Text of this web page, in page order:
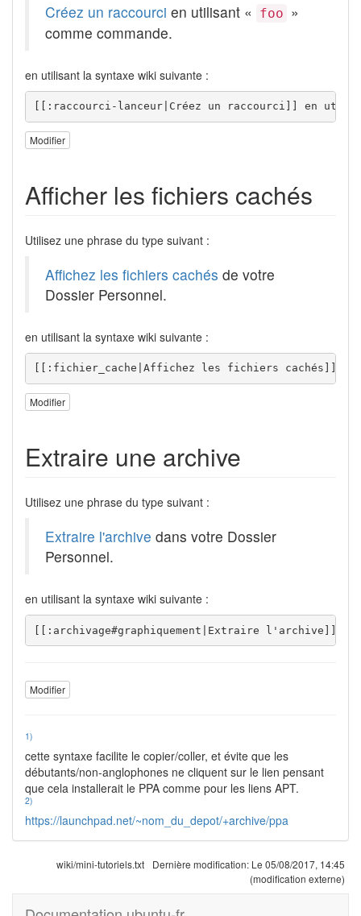
Créez un raccourci en utilisant « foo »
comme commande.
en utilisant la syntaxe wiki suivante :
[[:raccourci-lanceur|Créez un raccourci]] en
Modifier
Afficher les fichiers cachés
Utilisez une phrase du type suivant :
Affichez les fichiers cachés de votre
Dossier Personnel.
en utilisant la syntaxe wiki suivante :
[[:fichier_cache|Affichez les fichiers cachés]] de
Modifier
Extraire une archive
Utilisez une phrase du type suivant :
Extraire l'archive dans votre Dossier
Personnel.
en utilisant la syntaxe wiki suivante :
[[:archivage#graphiquement|Extraire l'archive]]
Modifier
1)
cette syntaxe facilite le copier/coller, et évite que les
débutants/non-anglophones ne cliquent sur le lien pensant
que cela installerait le PPA comme pour les liens APT.
2)
https://launchpad.net/~nom_du_depot/+archive/ppa
wiki/mini-tutoriels.txt Dernière modification: Le 05/08/2017, 14:45
(modification externe)